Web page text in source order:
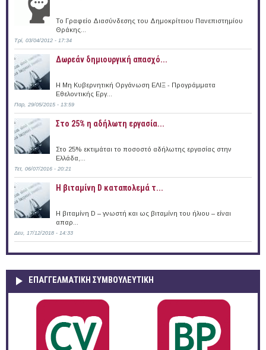
Το Γραφείο Διασύνδεσης του Δημοκρίτειου Πανεπιστημίου
Θράκης...
Τρί, 03/04/2012 - 17:34
Δωρεάν δημιουργική απασχό...
Η Μη Κυβερνητική Οργάνωση ΕΛΙΞ - Προγράμματα
Εθελοντικής Εργ...
Παρ, 29/05/2015 - 13:59
Στο 25% η αδήλωτη εργασία...
Στο 25% εκτιμάται το ποσοστό αδήλωτης εργασίας στην
Ελλάδα,...
Τετ, 06/07/2016 - 20:21
Η βιταμίνη D καταπολεμά τ...
Η βιταμίνη D – γνωστή και ως βιταμίνη του ήλιου – είναι
απαρ...
Δευ, 17/12/2018 - 14:33
ΕΠΑΓΓΕΛΜΑΤΙΚΉ ΣΥΜΒΟΥΛΕΥΤΙΚΉ